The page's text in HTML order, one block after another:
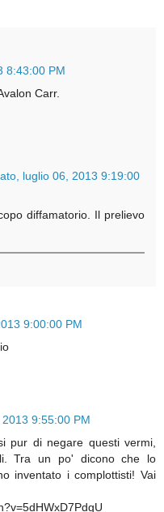
8:43:00 PM
Carr.
luglio 06, 2013 9:19:00
diffamatorio. Il prelievo
9:00:00 PM
9:55:00 PM
pur di negare questi vermi,
Tra un po' dicono che lo
inventato i complottisti! Vai